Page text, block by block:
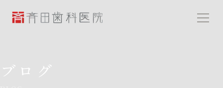
斉田歯科医院
ブログ